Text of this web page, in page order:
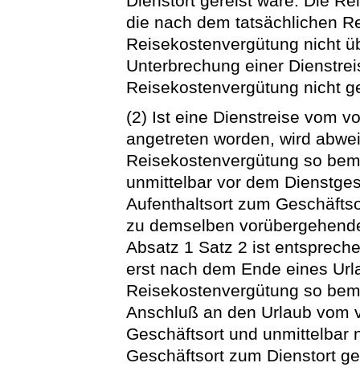
die nach dem tatsächlichen
Reisekostenvergütung nicht
Unterbrechung einer
Reisekostenvergütung nicht
(2) Ist eine Dienstreise vom
angetreten worden, wird
Reisekostenvergütung so
unmittelbar vor dem
Aufenthaltsort zum
zu demselben
Absatz 1 Satz 2 ist
erst nach dem Ende eines
Reisekostenvergütung so
Anschluß an den Urlaub vom
Geschäftsort und unmittelbar
Geschäftsort zum Dienstort